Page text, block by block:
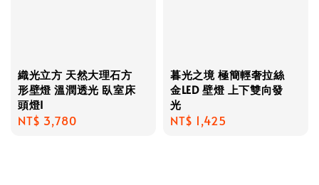
織光立方 天然大理石方
形壁燈 溫潤透光 臥室床
頭燈I
Regular
NT$ 3,780
暮光之境 極簡輕奢拉絲
金LED 壁燈 上下雙向發
光
Regular
NT$ 1,425